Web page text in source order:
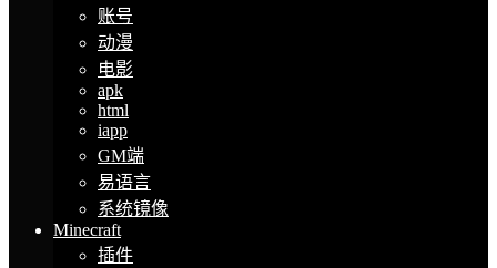
账号
动漫
电影
apk
html
iapp
GM端
易语言
系统镜像
Minecraft
插件